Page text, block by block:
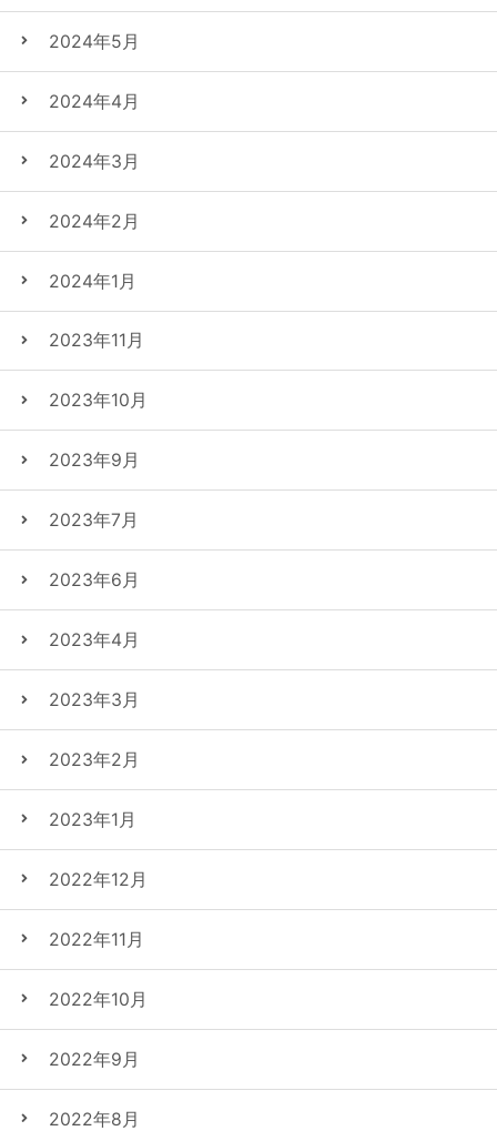
2024年5月
2024年4月
2024年3月
2024年2月
2024年1月
2023年11月
2023年10月
2023年9月
2023年7月
2023年6月
2023年4月
2023年3月
2023年2月
2023年1月
2022年12月
2022年11月
2022年10月
2022年9月
2022年8月